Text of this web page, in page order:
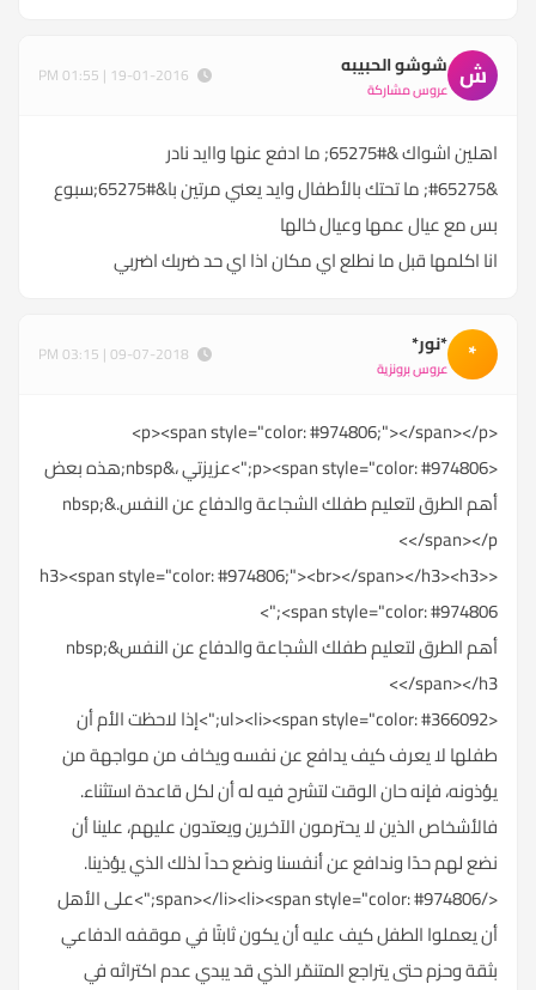
ش شوشو الحبيبه
عروس مشاركة
اهلين اشواك &#65275; ما ادفع عنها واايد نادر
&#65275; ما تحتك بالأطفال وايد يعني مرتين با&#65275;سبوع
بس مع عيال عمها وعيال خالها
انا اكلمها قبل ما نطلع اي مكان اذا اي حد ضربك اضربي
* *نور*
عروس برونزية
<p><span style="color: #974806;"></span></p>
<p><span style="color: #974806;">عزيزتي ،&nbsp;هذه بعض
أهم الطرق لتعليم طفلك الشجاعة والدفاع عن النفس.&nbsp;
</span></p>
<h3><span style="color: #974806;"><br></span></h3><h3>
<span style="color: #974806;">
أهم الطرق لتعليم طفلك الشجاعة والدفاع عن النفس&nbsp;
</span></h3>
<ul><li><span style="color: #366092;">إذا لاحظت الأم أن
طفلها لا يعرف كيف يدافع عن نفسه ويخاف من مواجهة من
يؤذونه، فإنه حان الوقت لتشرح فيه له أن لكل قاعدة استثناء.
فالأشخاص الذين لا يحترمون الآخرين ويعتدون عليهم، علينا أن
نضع لهم حدًا وندافع عن أنفسنا ونضع حداً لذلك الذي يؤذينا.
</span></li><li><span style="color: #974806;">على الأهل
أن يعملوا الطفل كيف عليه أن يكون ثابتًا في موقفه الدفاعي
بثقة وحزم حتى يتراجع المتنمّر الذي قد يبدي عدم اكتراثه في